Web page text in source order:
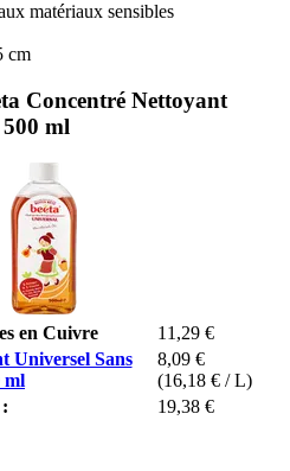
matériaux sensibles
cm
Concentré Nettoyant
ml
en Cuivre
11,29 €
Universel Sans
ml
8,09 €
(16,18 € / L)
19,38 €